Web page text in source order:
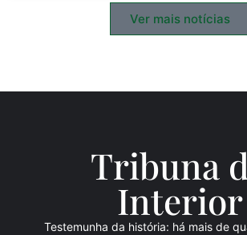
Ver mais notícias
Tribuna
Interior
Testemunha da história: há mais de